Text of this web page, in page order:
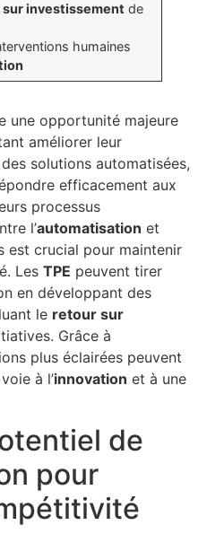
investissement de
humaines
une opportunité majeure
améliorer leur
solutions automatisées,
efficacement aux
processus
l’automatisation et
est crucial pour maintenir
Les TPE peuvent tirer
en développant des
le retour sur
Grâce à
plus éclairées peuvent
à l’innovation et à une
de
pour